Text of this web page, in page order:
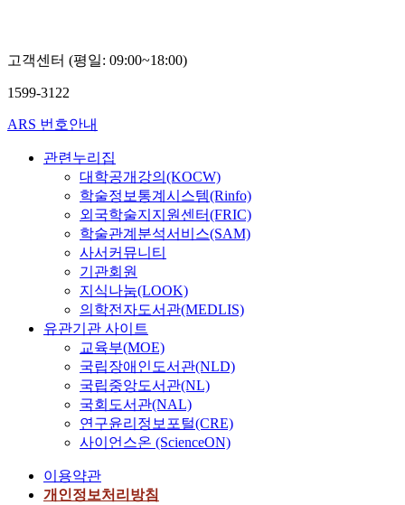
고객센터 (평일: 09:00~18:00)
1599-3122
ARS 번호안내
관련누리집
대학공개강의(KOCW)
학술정보통계시스템(Rinfo)
외국학술지지원센터(FRIC)
학술관계분석서비스(SAM)
사서커뮤니티
기관회원
지식나눔(LOOK)
의학전자도서관(MEDLIS)
유관기관 사이트
교육부(MOE)
국립장애인도서관(NLD)
국립중앙도서관(NL)
국회도서관(NAL)
연구윤리정보포털(CRE)
사이언스온 (ScienceON)
이용약관
개인정보처리방침